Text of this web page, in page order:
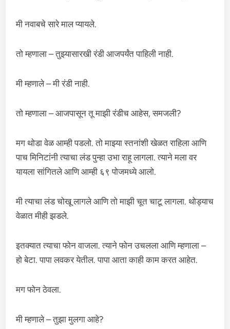
मी नवाबचे सारे माल प्यायले.
तो म्हणाला – तुझ्यासारखी रंडी आजपर्यंत पाहिली नाही.
मी म्हणाले – मी रंडी नाही.
तो म्हणाला – आजपासून तू माझी रंडीच आहेस, समजली?
मग थोडा वेळ आम्ही पडलो. तो माझ्या स्तनांशी खेळत राहिला आणि
पाच मिनिटांनी त्याचा लंड पुन्हा उभा राहू लागला. त्याने मला वर
यायला सांगितले आणि आम्ही ६९ पोजमध्ये आलो.
मी त्याचा लंड चोखू लागले आणि तो माझी चूत चाटू लागला. थोड्याच
वेळात मीही झडले.
इतक्यात त्याचा फोन वाजला. त्याने फोन उचलला आणि म्हणाला –
हो बेटा. पापा लवकर येतील. पापा आता काही काम करत आहेत.
मग फोन ठेवला.
मी म्हणाले – तुझा मुलगा आहे?